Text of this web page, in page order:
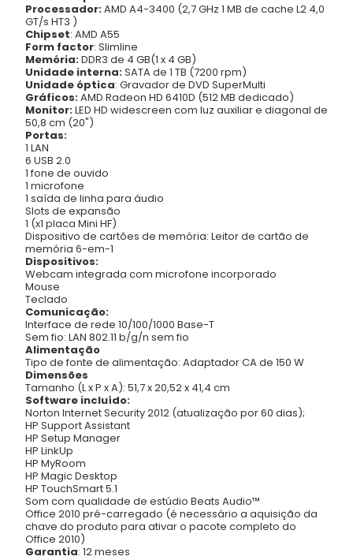
Processador:AMD A4-3400 (2,7 GHz 1 MB de cache L2 4,0
GT/s HT3 )
Chipset: AMD A55
Form factor: Slimline
Memória:DDR3 de 4 GB(1 x 4 GB)
Unidade interna:SATA de 1 TB (7200 rpm)
Unidade óptica: Gravador de DVD SuperMulti
Gráficos:AMD Radeon HD 6410D (512 MB dedicado)
Monitor:LED HD widescreen com luz auxiliar e diagonal de
50,8 cm (20")
Portas:
1 LAN
6 USB 2.0
1 fone de ouvido
1 microfone
1 saída de linha para áudio
Slots de expansão
1 (x1 placa Mini HF)
Dispositivo de cartões de memória: Leitor de cartão de
memória 6-em-1
Dispositivos:
Webcam integrada com microfone incorporado
Mouse
Teclado
Comunicação:
Interface de rede 10/100/1000 Base-T
Sem fio: LAN 802.11 b/g/n sem fio
Alimentação
Tipo de fonte de alimentação: Adaptador CA de 150 W
Dimensões
Tamanho (L x P x A): 51,7 x 20,52 x 41,4 cm
Software incluído:
Norton Internet Security 2012 (atualização por 60 dias);
HP Support Assistant
HP Setup Manager
HP LinkUp
HP MyRoom
HP Magic Desktop
HP TouchSmart 5.1
Som com qualidade de estúdio Beats Audio™
Office 2010 pré-carregado (é necessário a aquisição da
chave do produto para ativar o pacote completo do
Office 2010)
Garantia: 12 meses